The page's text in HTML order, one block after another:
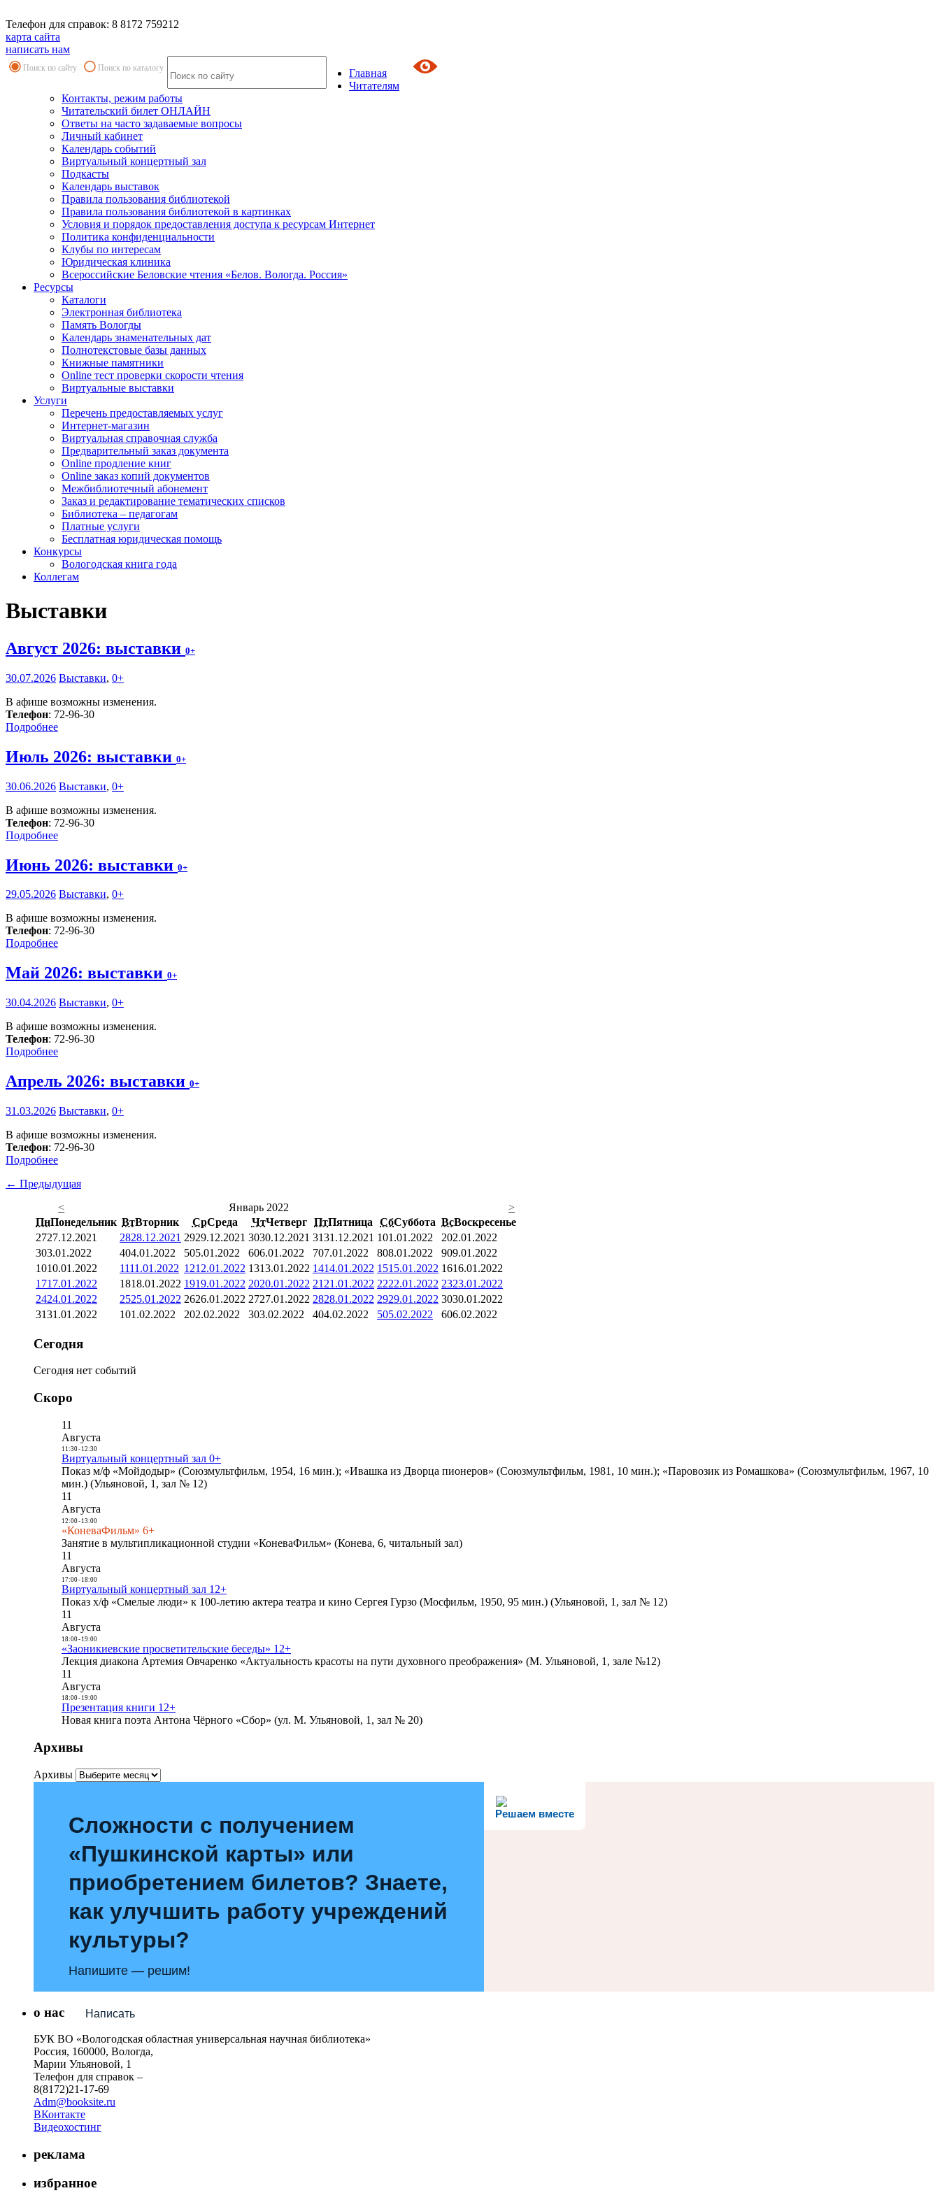
Телефон для справок: 8 8172 759212
карта сайта
написать нам
Поиск по сайту Поиск по каталогу
Главная
Читателям
Контакты, режим работы
Читательский билет ОНЛАЙН
Ответы на часто задаваемые вопросы
Личный кабинет
Календарь событий
Виртуальный концертный зал
Подкасты
Календарь выставок
Правила пользования библиотекой
Правила пользования библиотекой в картинках
Условия и порядок предоставления доступа к ресурсам Интернет
Политика конфиденциальности
Клубы по интересам
Юридическая клиника
Всероссийские Беловские чтения «Белов. Вологда. Россия»
Ресурсы
Каталоги
Электронная библиотека
Память Вологды
Календарь знаменательных дат
Полнотекстовые базы данных
Книжные памятники
Online тест проверки скорости чтения
Виртуальные выставки
Услуги
Перечень предоставляемых услуг
Интернет-магазин
Виртуальная справочная служба
Предварительный заказ документа
Online продление книг
Online заказ копий документов
Межбиблиотечный абонемент
Заказ и редактирование тематических списков
Библиотека – педагогам
Платные услуги
Бесплатная юридическая помощь
Конкурсы
Вологодская книга года
Коллегам
Выставки
Август 2026: выставки 0+
30.07.2026 Выставки, 0+
В афише возможны изменения.
Телефон: 72-96-30
Подробнее
Июль 2026: выставки 0+
30.06.2026 Выставки, 0+
В афише возможны изменения.
Телефон: 72-96-30
Подробнее
Июнь 2026: выставки 0+
29.05.2026 Выставки, 0+
В афише возможны изменения.
Телефон: 72-96-30
Подробнее
Май 2026: выставки 0+
30.04.2026 Выставки, 0+
В афише возможны изменения.
Телефон: 72-96-30
Подробнее
Апрель 2026: выставки 0+
31.03.2026 Выставки, 0+
В афише возможны изменения.
Телефон: 72-96-30
Подробнее
← Предыдущая
<
Январь 2022
>
ПнПонедельник ВтВторник СрСреда ЧтЧетверг ПтПятница СбСуббота ВсВоскресенье
2727.12.2021 2828.12.2021 2929.12.2021 3030.12.2021 3131.12.2021 101.01.2022 202.01.2022
303.01.2022 404.01.2022 505.01.2022 606.01.2022 707.01.2022 808.01.2022 909.01.2022
1010.01.2022 1111.01.2022 1212.01.2022 1313.01.2022 1414.01.2022 1515.01.2022 1616.01.2022
1717.01.2022 1818.01.2022 1919.01.2022 2020.01.2022 21 21.01.2022 2222.01.2022 2323.01.2022
2424.01.2022 2525.01.2022 2626.01.2022 2727.01.2022 2828.01.2022 2929.01.2022 3030.01.2022
3131.01.2022 101.02.2022 202.02.2022 303.02.2022 404.02.2022 505.02.2022 606.02.2022
Сегодня
Сегодня нет событий
Скоро
11
Августа
11:30- 12:30
Виртуальный концертный зал 0+
Показ м/ф «Мойдодыр» (Союзмультфильм, 1954, 16 мин.); «Ивашка из Дворца пионеров» (Союзмультфильм, 1981, 10 мин.); «Паровозик из Ромашкова» (Союзмультфильм, 1967, 10
мин.) (Ульяновой, 1, зал № 12)
11
Августа
12:00- 13:00
«КоневаФильм» 6+
Занятие в мультипликационной студии «КоневаФильм» (Конева, 6, читальный зал)
11
Августа
17:00- 18:00
Виртуальный концертный зал 12+
Показ х/ф «Смелые люди» к 100-летию актера театра и кино Сергея Гурзо (Мосфильм, 1950, 95 мин.) (Ульяновой, 1, зал № 12)
11
Августа
18:00- 19:00
«Заоникиевские просветительские беседы» 12+
Лекция диакона Артемия Овчаренко «Актуальность красоты на пути духовного преображения» (М. Ульяновой, 1, зале №12)
11
Августа
18:00- 19:00
Презентация книги 12+
Новая книга поэта Антона Чёрного «Сбор» (ул. М. Ульяновой, 1, зал № 20)
Архивы
Архивы
Решаем вместе
Сложности с получением
«Пушкинской карты» или
приобретением билетов? Знаете,
как улучшить работу учреждений
культуры?
Напишите — решим!
Написать
о нас
БУК ВО «Вологодская областная универсальная научная библиотека»
Россия, 160000, Вологда,
Марии Ульяновой, 1
Телефон для справок –
8(8172)21-17-69
Adm@booksite.ru
ВКонтакте
Видеохостинг
реклама
избранное